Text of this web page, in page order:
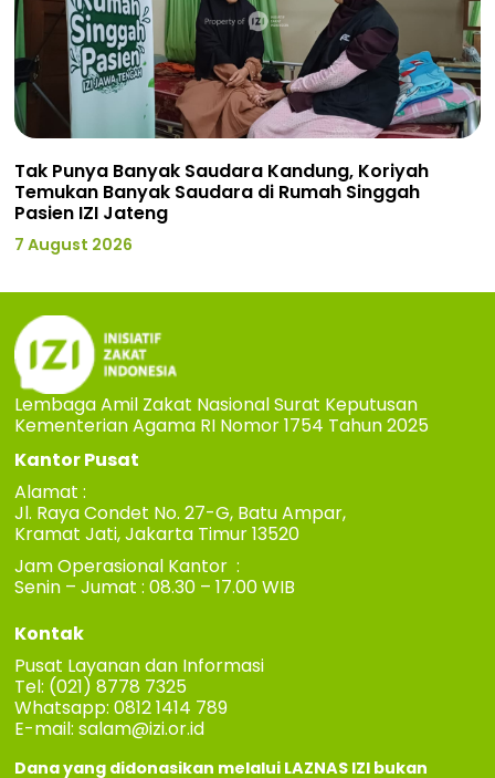
Tak Punya Banyak Saudara Kandung, Koriyah
Temukan Banyak Saudara di Rumah Singgah
Pasien IZI Jateng
7 August 2026
Lembaga Amil Zakat Nasional Surat Keputusan
Kementerian Agama RI Nomor 1754 Tahun 2025
Kantor Pusat
Alamat :
Jl. Raya Condet No. 27-G, Batu Ampar,
Kramat Jati, Jakarta Timur 13520
Jam Operasional Kantor :
Senin – Jumat : 08.30 – 17.00 WIB
Kontak
Pusat Layanan dan Informasi
Tel: (021) 8778 7325
Whatsapp: 0812 1414 789
E-mail:salam@izi.or.id
Dana yang didonasikan melalui LAZNAS IZI bukan